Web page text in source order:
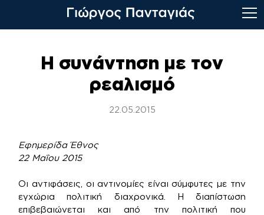
Η συνάντηση με τον
ρεαλισμό
22.05.2015
Εφημερίδα Έθνος
22 Μαΐου 2015
Οι αντιφάσεις, οι αντινομίες είναι σύμφυτες με την
εγχώρια πολιτική διαχρονικά. Η διαπίστωση
επιβεβαιώνεται και από την πολιτική που